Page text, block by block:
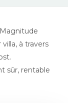
à travers
sûr, rentable